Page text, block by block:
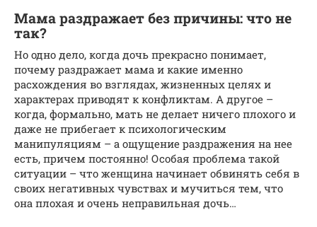
Мама раздражает без причины: что не
так?
Но одно дело, когда дочь прекрасно понимает,
почему раздражает мама и какие именно
расхождения во взглядах, жизненных целях и
характерах приводят к конфликтам. А другое –
когда, формально, мать не делает ничего плохого и
даже не прибегает к психологическим
манипуляциям – а ощущение раздражения на нее
есть, причем постоянно! Особая проблема такой
ситуации – что женщина начинает обвинять себя в
своих негативных чувствах и мучиться тем, что
она плохая и очень неправильная дочь…